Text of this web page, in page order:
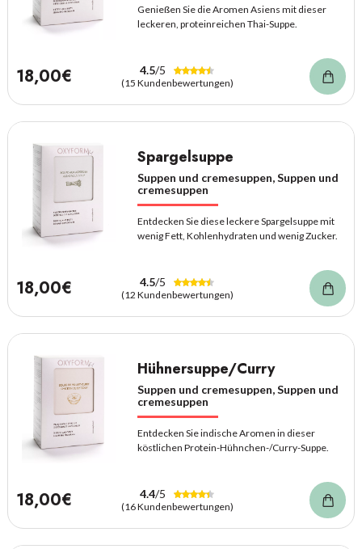
Genießen Sie die Aromen Asiens mit dieser
leckeren, proteinreichen Thai-Suppe.
18,00€ 4.5/5
(15 Kundenbewertungen)
Spargelsuppe
Suppen und cremesuppen, Suppen und
cremesuppen
Entdecken Sie diese leckere Spargelsuppe mit
wenig Fett, Kohlenhydraten und wenig Zucker.
18,00€ 4.5/5
(12 Kundenbewertungen)
Hühnersuppe/Curry
Suppen und cremesuppen, Suppen und
cremesuppen
Entdecken Sie indische Aromen in dieser
köstlichen Protein-Hühnchen-/Curry-Suppe.
18,00€ 4.4/5
(16 Kundenbewertungen)